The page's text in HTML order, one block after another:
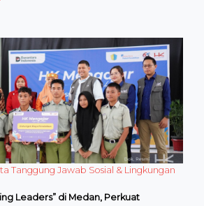
Tanggung Jawab Sosial & Lingkungan
Leaders” di Medan, Perkuat